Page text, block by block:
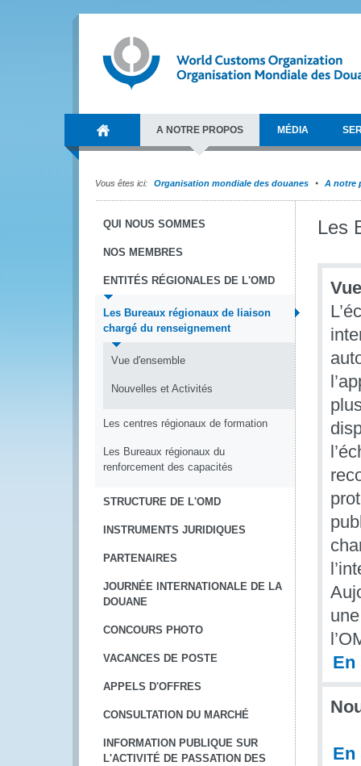
A NOTRE PROPOS MÉDIA
Vous êtes ici: Organisation mondiale des douanes A notre
QUI NOUS SOMMES
NOS MEMBRES
ENTITÉS RÉGIONALES DE L'OMD
Les Bureaux régionaux de liaison
chargé du renseignement
Vue d'ensemble
Nouvelles et Activités
Les centres régionaux de formation
Les Bureaux régionaux du
renforcement des capacités
STRUCTURE DE L'OMD
INSTRUMENTS JURIDIQUES
PARTENAIRES
JOURNÉE INTERNATIONALE DE LA
DOUANE
CONCOURS PHOTO
VACANCES DE POSTE
APPELS D'OFFRES
CONSULTATION DU MARCHÉ
INFORMATION PUBLIQUE SUR
L'ACTIVITÉ DE PASSATION DES
Les
En
En